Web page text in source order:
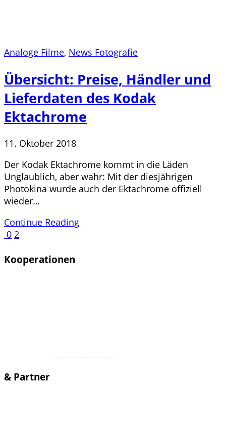
Analoge Filme, News Fotografie
Übersicht: Preise, Händler und
Lieferdaten des Kodak
Ektachrome
11. Oktober 2018
Der Kodak Ektachrome kommt in die Läden
Unglaublich, aber wahr: Mit der diesjährigen
Photokina wurde auch der Ektachrome offiziell
wieder…
Continue Reading
0 2
Kooperationen
& Partner